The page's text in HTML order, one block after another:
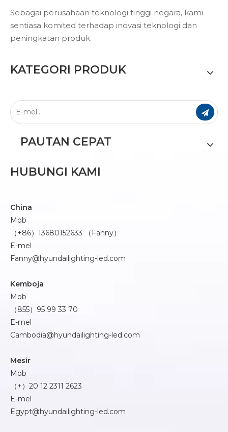
Sebagai perusahaan teknologi tinggi negara, kami
sentiasa komited terhadap inovasi teknologi dan
peningkatan produk.
KATEGORI PRODUK
PAUTAN CEPAT
HUBUNGI KAMI
China
Mob
（+86）13680152633 （Fanny）
E-mel
Fanny@hyundailighting-led.com
Kemboja
Mob
（855）95 99 33 70
E-mel
Cambodia@hyundailighting-led.com
Mesir
Mob
（+）20 12 2311 2623
E-mel
Egypt@hyundailighting-led.com